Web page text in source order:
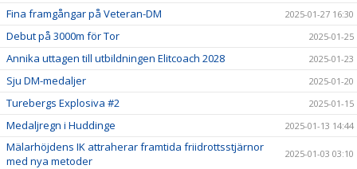
Fina framgångar på Veteran-DM 2025-01-27 16:30
Debut på 3000m för Tor 2025-01-25
Annika uttagen till utbildningen Elitcoach 2028 2025-01-23
Sju DM-medaljer 2025-01-20
Turebergs Explosiva #2 2025-01-15
Medaljregn i Huddinge 2025-01-13 14:44
Mälarhöjdens IK attraherar framtida friidrottsstjärnor
med nya metoder
2025-01-03 03:10